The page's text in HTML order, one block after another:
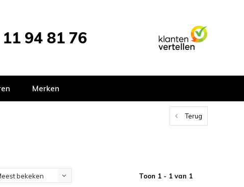
94 81 76
Merken
Terug
bekeken Toon 1 - 1 van 1